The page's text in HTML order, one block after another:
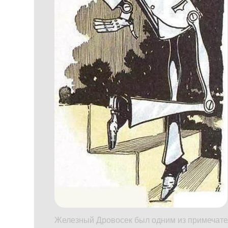
Железный Дровосек был одним из